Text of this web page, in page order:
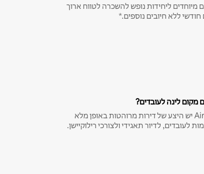
מיוחדים ליחידות נופש להשכרה לטווח ארוך
ללא חיובים נוספים.*
מקום לינה לעובדים?
ב-Airbnb יש היצע של דירות מרוהטות באופן מלא
לעובדים, לדיור תאגידי ולצורכי רילוקיישן.